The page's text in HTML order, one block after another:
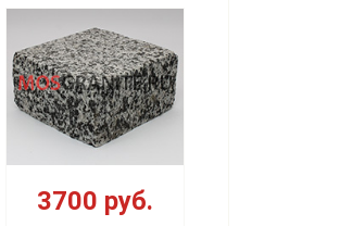
3700 руб.